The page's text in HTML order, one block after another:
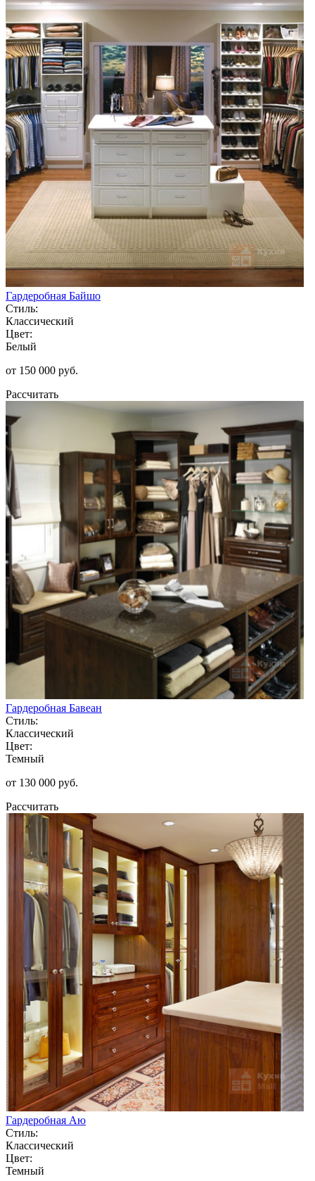
Гардеробная Байшо
Стиль:
Классический
Цвет:
Белый
от 150 000 руб.
Рассчитать
Гардеробная Бавеан
Стиль:
Классический
Цвет:
Темный
от 130 000 руб.
Рассчитать
Гардеробная Аю
Стиль:
Классический
Цвет:
Темный